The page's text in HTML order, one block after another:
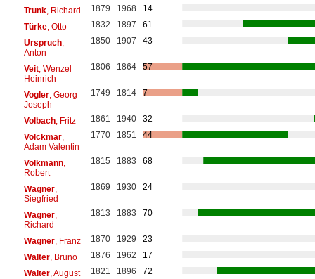
Trunk, Richard 1879 1968
14
Türke, Otto 1832 1897
61
Urspruch,
Anton
1850 1907 43
Veit, Wenzel
Heinrich
1806 1864 57
Vogler, Georg
Joseph
1749 1814 7
Volbach, Fritz 1861 1940
32
Volckmar,
Adam Valentin
1770 1851 44
Volkmann,
Robert
1815 1883 68
Wagner,
Siegfried
1869 1930 24
Wagner,
Richard
1813 1883 70
Wagner, Franz 1870 1929
23
Walter, Bruno 1876 1962
17
Walter, August 1821 1896
72